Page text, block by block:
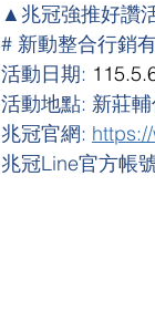
▲兆冠強推好讚
# 新動整合行銷
活動日期:
活動地點: 新莊
兆冠官網:
兆冠Line官方帳